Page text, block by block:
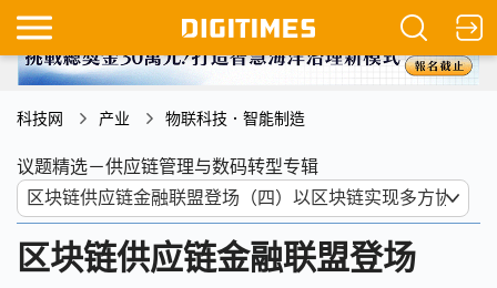
科技网 产业 物联科技．智能制造
议题精选－供应链管理与数码转型专辑
区块链供应链金融联盟登场